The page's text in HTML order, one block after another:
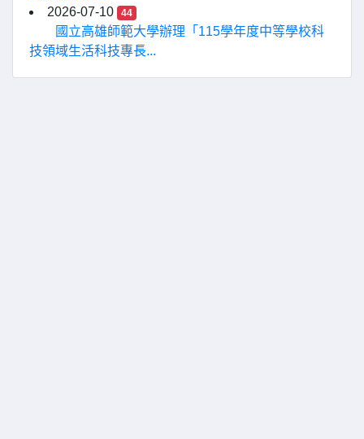
2026-07-10
44
國立高雄師範大學辦理「115學年度中等學校科
技領域生活科技專長...